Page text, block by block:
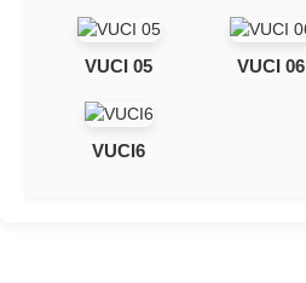
VUCI 05 VUCI 06
VUCI6